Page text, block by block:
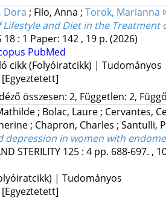
Dora ; Filo, Anna ; Torok, Marianna
Lifestyle and Diet in the Treatment
18: 1 Paper: 142 , 19 p. (2026)
PubMed
cikk (Folyóiratcikk) | Tudományos
[Egyeztetett]
összesen: 2, Független: 2,
; Bolac, Laure; Cervantes,
; Chapron, Charles ; Santulli,
depression in women with
STERILITY 125: 4 pp. 688-697. ,
| Tudományos
[Egyeztetett]